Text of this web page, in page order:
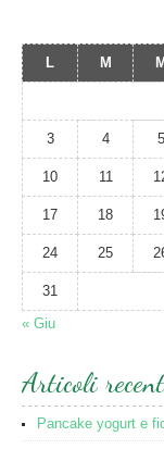
L
M M
3 4 5
10 11
17 18
24 25
31
« Giu
Articoli
Pancake yogurt e